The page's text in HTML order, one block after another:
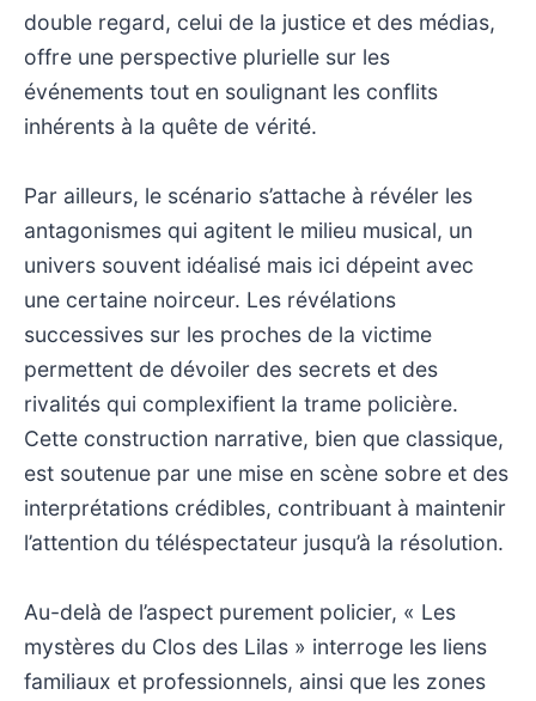
double regard, celui de la justice et des médias,
offre une perspective plurielle sur les
événements tout en soulignant les conflits
inhérents à la quête de vérité.
Par ailleurs, le scénario s’attache à révéler les
antagonismes qui agitent le milieu musical, un
univers souvent idéalisé mais ici dépeint avec
une certaine noirceur. Les révélations
successives sur les proches de la victime
permettent de dévoiler des secrets et des
rivalités qui complexifient la trame policière.
Cette construction narrative, bien que classique,
est soutenue par une mise en scène sobre et des
interprétations crédibles, contribuant à maintenir
l’attention du téléspectateur jusqu’à la résolution.
Au-delà de l’aspect purement policier, « Les
mystères du Clos des Lilas » interroge les liens
familiaux et professionnels, ainsi que les zones